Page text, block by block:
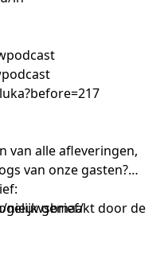
van alle afleveringen,
van onze gasten?
nieuwsbrief/
gemaakt door de